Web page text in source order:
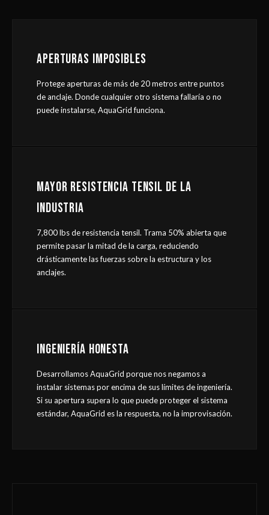
APERTURAS IMPOSIBLES
Protege aperturas de más de 20 metros entre puntos
de anclaje. Donde cualquier otro sistema fallaría o no
puede instalarse, AquaGrid funciona.
MAYOR RESISTENCIA TENSIL DE LA
INDUSTRIA
7,800 lbs de resistencia tensil. Trama 50% abierta que
permite pasar la mitad de la carga, reduciendo
drásticamente las fuerzas sobre la estructura y los
anclajes.
INGENIERÍA HONESTA
Desarrollamos AquaGrid porque nos negamos a
instalar sistemas por encima de sus límites de ingeniería.
Si su apertura supera lo que puede proteger el sistema
estándar, AquaGrid es la respuesta, no la improvisación.